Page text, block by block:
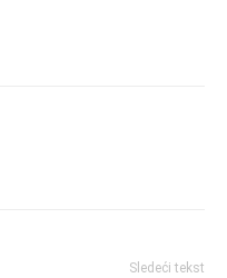
Sledeći tekst